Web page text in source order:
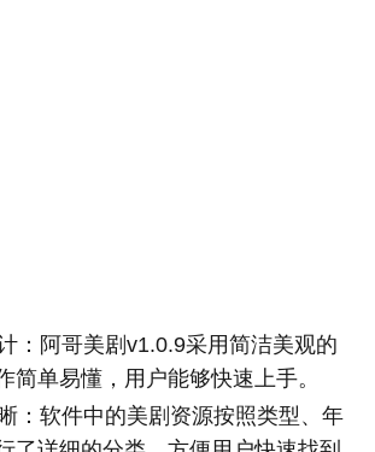
：阿哥美剧v1.0.9采用简洁美观的
简单易懂，用户能够快速上手。
：软件中的美剧资源按照类型、年